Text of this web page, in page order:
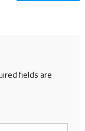
fields are